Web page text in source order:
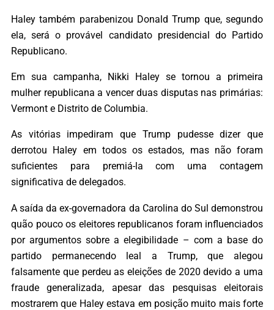
Haley também parabenizou Donald Trump que, segundo
ela, será o provável candidato presidencial do Partido
Republicano.
Em sua campanha, Nikki Haley se tornou a primeira
mulher republicana a vencer duas disputas nas primárias:
Vermont e Distrito de Columbia.
As vitórias impediram que Trump pudesse dizer que
derrotou Haley em todos os estados, mas não foram
suficientes para premiá-la com uma contagem
significativa de delegados.
A saída da ex-governadora da Carolina do Sul demonstrou
quão pouco os eleitores republicanos foram influenciados
por argumentos sobre a elegibilidade – com a base do
partido permanecendo leal a Trump, que alegou
falsamente que perdeu as eleições de 2020 devido a uma
fraude generalizada, apesar das pesquisas eleitorais
mostrarem que Haley estava em posição muito mais forte